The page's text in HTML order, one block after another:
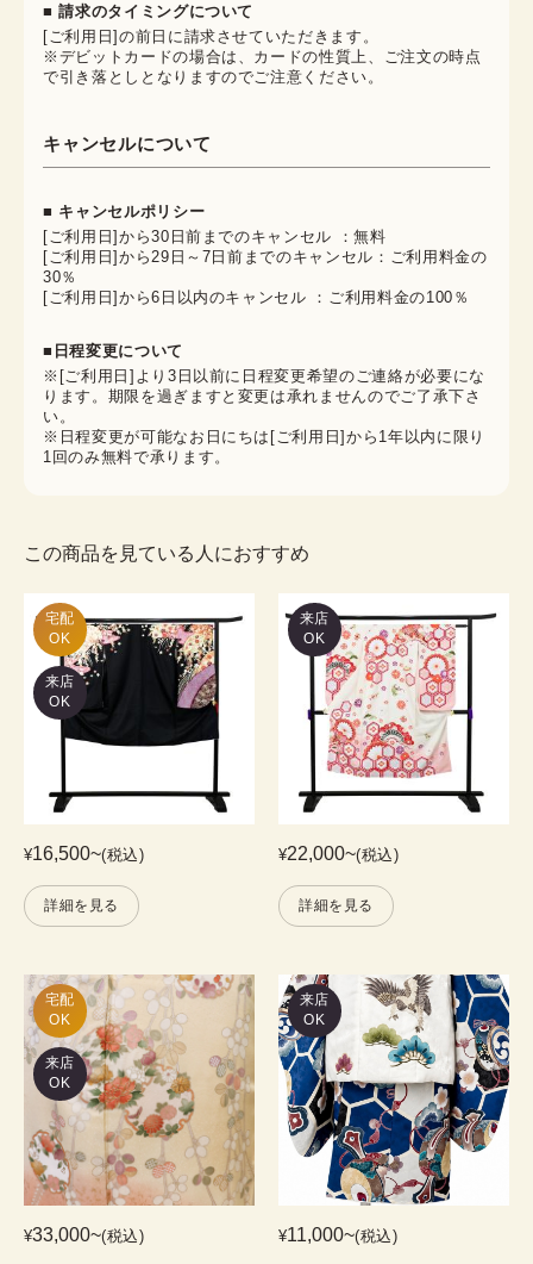
■ 請求のタイミングについて
[ご利用日]の前日に請求させていただきます。
※デビットカードの場合は、カードの性質上、ご注文の時点
で引き落としとなりますのでご注意ください。
キャンセルについて
■ キャンセルポリシー
[ご利用日]から30日前までのキャンセル ：無料
[ご利用日]から29日～7日前までのキャンセル：ご利用料金の
30％
[ご利用日]から6日以内のキャンセル ：ご利用料金の100％
■日程変更について
※[ご利用日]より3日以前に日程変更希望のご連絡が必要にな
ります。期限を過ぎますと変更は承れませんのでご了承下さ
い。
※日程変更が可能なお日にちは[ご利用日]から1年以内に限り
1回のみ無料で承ります。
この商品を見ている人におすすめ
宅配
OK
来店
OK
¥16,500~(税込)
詳細を見る
来店
OK
¥22,000~(税込)
詳細を見る
宅配
OK
来店
OK
¥33,000~(税込)
来店
OK
¥11,000~(税込)